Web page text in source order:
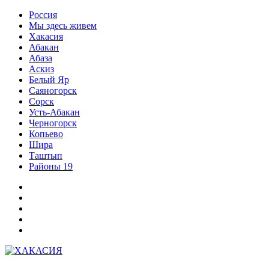
Перейти
содержимому
Россия
Мы здесь живем
Хакасия
Абакан
Абаза
Аскиз
Белый Яр
Саяногорск
Сорск
Усть-Абакан
Черногорск
Копьево
Шира
Таштып
Районы 19